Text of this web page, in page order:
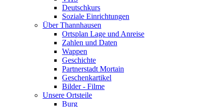
Deutschkurs
Soziale Einrichtungen
Über Thannhausen
Ortsplan Lage und Anreise
Zahlen und Daten
Wappen
Geschichte
Partnerstadt Mortain
Geschenkartikel
Bilder - Filme
Unsere Ortsteile
Burg